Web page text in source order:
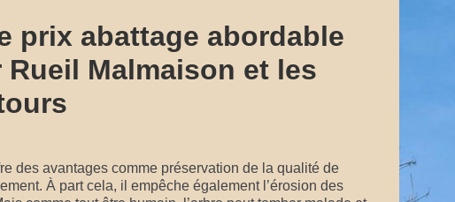
prix abattage abordable
Rueil Malmaison et les
des avantages comme préservation de la qualité de
À part cela, il empêche également l’érosion des